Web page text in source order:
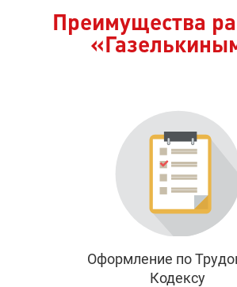
Преимущества
Оформление по
Кодексу